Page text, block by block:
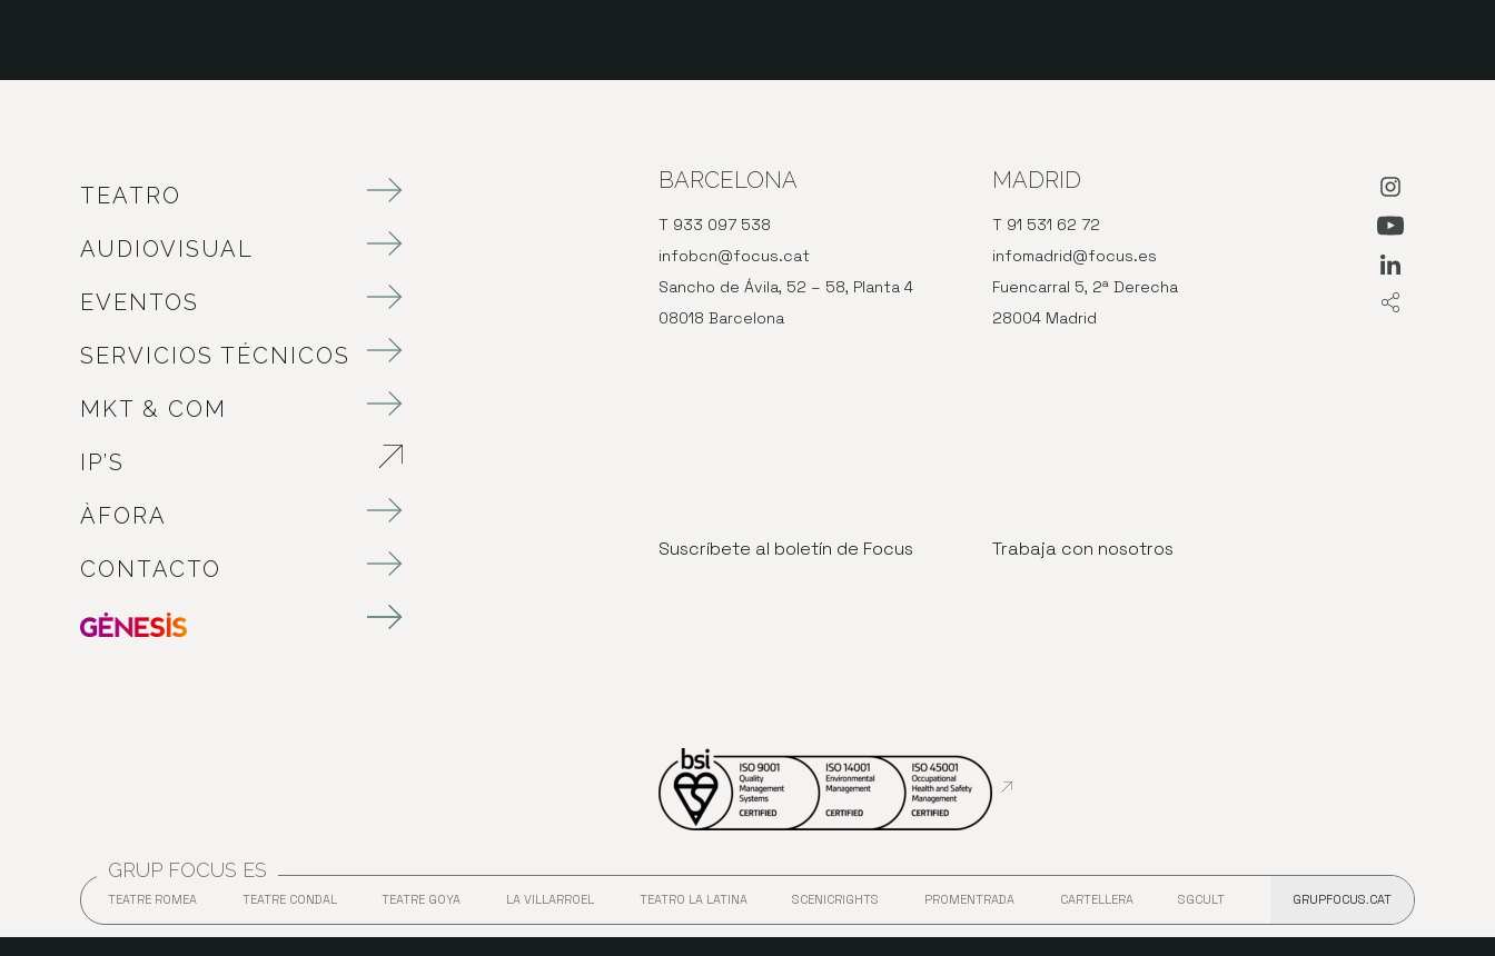
TEATRO
AUDIOVISUAL
EVENTOS
SERVICIOS TÉCNICOS
MKT & COM
IP’S
ÀFORA
CONTACTO
BARCELONA
T 933 097 538
infobcn@focus.cat
Sancho de Ávila, 52 – 58, Planta 4
08018 Barcelona
MADRID
T 91 531 62 72
infomadrid@focus.es
Fuencarral 5, 2ª Derecha
28004 Madrid
Suscríbete al boletín de Focus Trabaja con nosotros
Abre en
GRUP FOCUS ES
TEATRE ROMEA ABRE EN NUEVA VENTANA
TEATRE CONDAL ABRE EN NUEVA VENTANA
TEATRE GOYA ABRE EN NUEVA VENTANA
LA VILLARROEL ABRE EN NUEVA VENTANA
TEATRO LA LATINAABRE EN NUEVA VENTANA
SCENICRIGHTS ABRE EN NUEVA VENTANA
PROMENTRADAABRE EN NUEVA VENTANA
CARTELLERAABRE EN NUEVA VENTANA
SGCULT GRUPFOCUS.CAT